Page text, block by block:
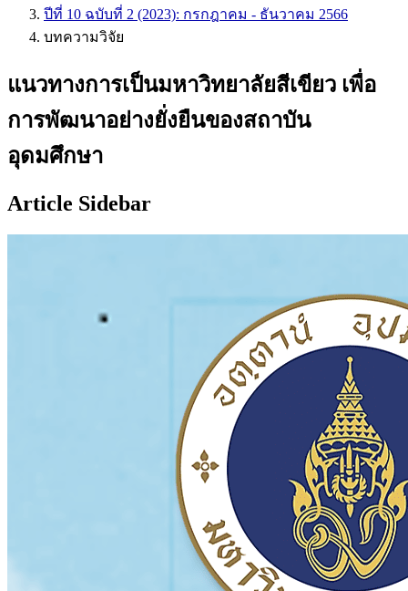
ปีที่ 10 ฉบับที่ 2 (2023): กรกฎาคม - ธันวาคม 2566
บทความวิจัย
แนวทางการเป็นมหาวิทยาลัยสีเขียว เพื่อ
การพัฒนาอย่างยั่งยืนของสถาบัน
อุดมศึกษา
Article Sidebar